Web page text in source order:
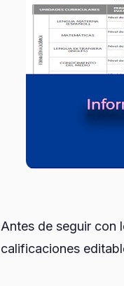
Antes de seguir con
calificaciones